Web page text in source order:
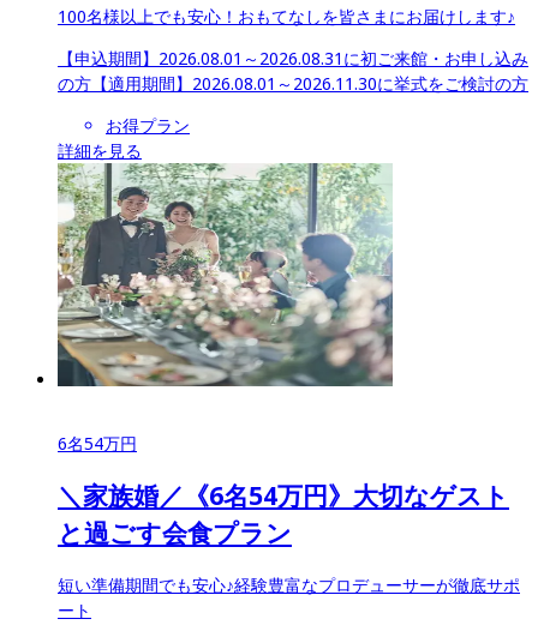
100名様以上でも安心！おもてなしを皆さまにお届けします♪
【申込期間】 2026.08.01～2026.08.31に初ご来館・お申し込み
の方 【適用期間】 2026.08.01～2026.11.30に挙式をご検討の方
お得プラン
詳細を見る
6名54万円
＼家族婚／《6名54万円》大切なゲスト
と過ごす会食プラン
短い準備期間でも安心♪経験豊富なプロデューサーが徹底サポ
ート